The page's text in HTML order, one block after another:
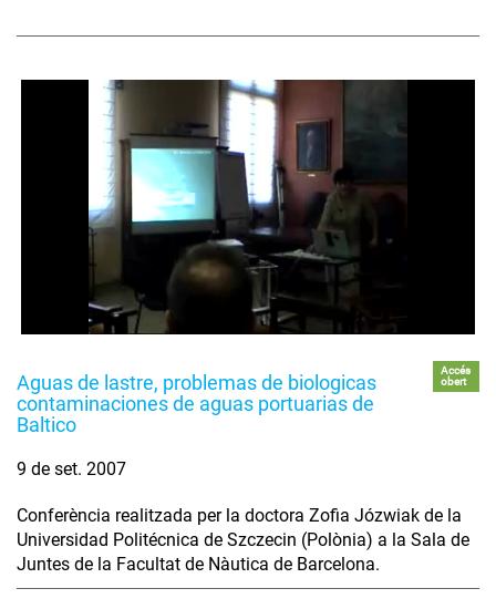
Aguas de lastre, problemas de biologicas
contaminaciones de aguas portuarias de
Baltico
Accés
obert
9 de set. 2007
Conferència realitzada per la doctora Zofia Józwiak de la
Universidad Politécnica de Szczecin (Polònia) a la Sala de
Juntes de la Facultat de Nàutica de Barcelona.